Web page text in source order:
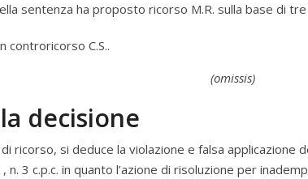
sentenza ha proposto ricorso M.R. sulla base di
controricorso C.S..
(omissis)
decisione
ricorso, si deduce la violazione e falsa applicazione
n. 3 c.p.c. in quanto l’azione di risoluzione per